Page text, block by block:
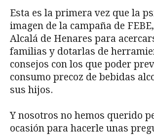
Esta es la primera vez que la
imagen de la campaña de
Alcalá de Henares para
familias y dotarlas de
consejos con los que poder
consumo precoz de bebidas
sus hijos.
Y nosotros no hemos querido
ocasión para hacerle unas